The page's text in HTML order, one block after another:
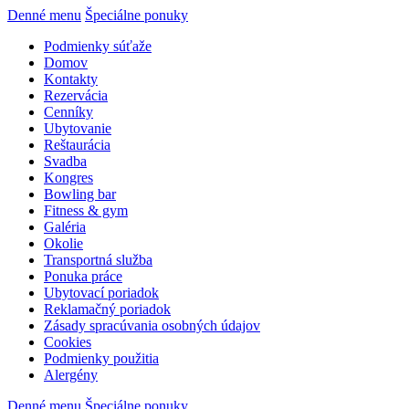
Denné menu Špeciálne ponuky
Podmienky súťaže
Domov
Kontakty
Rezervácia
Cenníky
Ubytovanie
Reštaurácia
Svadba
Kongres
Bowling bar
Fitness & gym
Galéria
Okolie
Transportná služba
Ponuka práce
Ubytovací poriadok
Reklamačný poriadok
Zásady spracúvania osobných údajov
Cookies
Podmienky použitia
Alergény
Denné menu Špeciálne ponuky